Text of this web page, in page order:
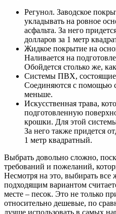
Регунол. Заводское
укладывать на ровное
асфальта. За него
долларов за 1 метр
Жидкое покрытие на
Наливается на
Обойдется столько же,
Системы ПВХ, состоящие
Соединяются с помощью
меньше.
Искусственная трава,
подготовленную
крошки. Для этой
За него также придется
1 метр квадратный.
Выбрать довольно сложно,
требований и пожеланий,
Несмотря на это, выбирать все
подходящим вариантом
месте – песок. Это не только
относительно дешевые, по